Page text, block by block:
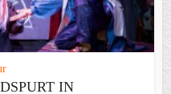
IN